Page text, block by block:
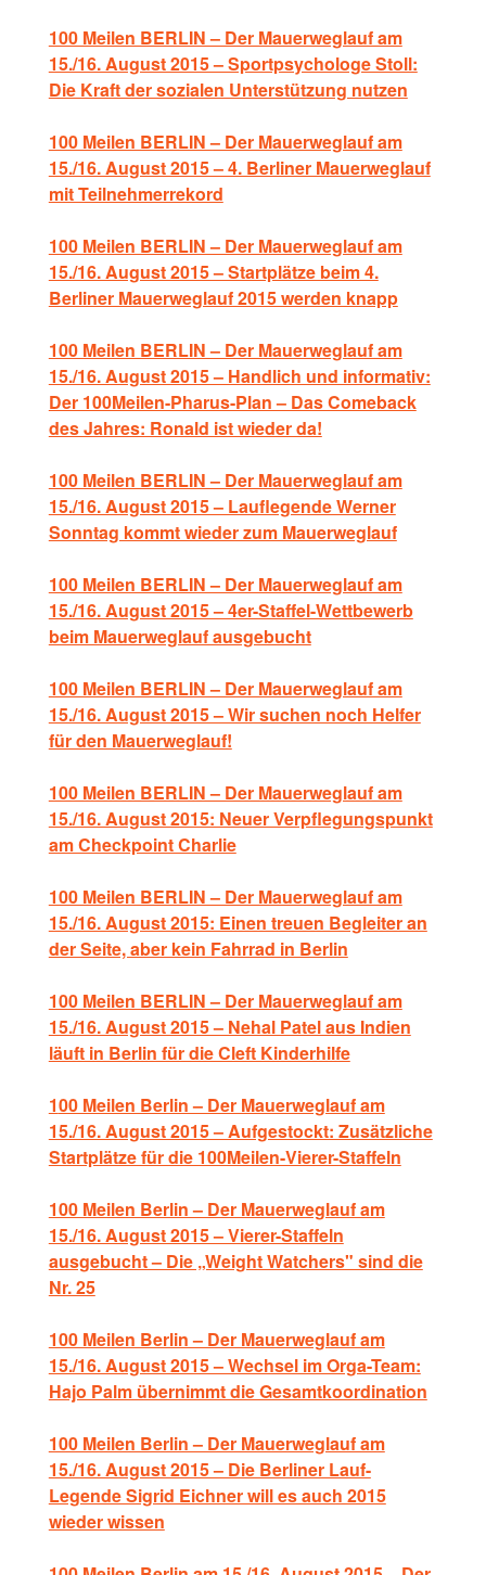
100 Meilen BERLIN – Der Mauerweglauf am
15./16. August 2015 – Sportpsychologe Stoll:
Die Kraft der sozialen Unterstützung nutzen
100 Meilen BERLIN – Der Mauerweglauf am
15./16. August 2015 – 4. Berliner Mauerweglauf
mit Teilnehmerrekord
100 Meilen BERLIN – Der Mauerweglauf am
15./16. August 2015 – Startplätze beim 4.
Berliner Mauerweglauf 2015 werden knapp
100 Meilen BERLIN – Der Mauerweglauf am
15./16. August 2015 – Handlich und informativ:
Der 100Meilen-Pharus-Plan – Das Comeback
des Jahres: Ronald ist wieder da!
100 Meilen BERLIN – Der Mauerweglauf am
15./16. August 2015 – Lauflegende Werner
Sonntag kommt wieder zum Mauerweglauf
100 Meilen BERLIN – Der Mauerweglauf am
15./16. August 2015 – 4er-Staffel-Wettbewerb
beim Mauerweglauf ausgebucht
100 Meilen BERLIN – Der Mauerweglauf am
15./16. August 2015 – Wir suchen noch Helfer
für den Mauerweglauf!
100 Meilen BERLIN – Der Mauerweglauf am
15./16. August 2015: Neuer Verpflegungspunkt
am Checkpoint Charlie
100 Meilen BERLIN – Der Mauerweglauf am
15./16. August 2015: Einen treuen Begleiter an
der Seite, aber kein Fahrrad in Berlin
100 Meilen BERLIN – Der Mauerweglauf am
15./16. August 2015 – Nehal Patel aus Indien
läuft in Berlin für die Cleft Kinderhilfe
100 Meilen Berlin – Der Mauerweglauf am
15./16. August 2015 – Aufgestockt: Zusätzliche
Startplätze für die 100Meilen-Vierer-Staffeln
100 Meilen Berlin – Der Mauerweglauf am
15./16. August 2015 – Vierer-Staffeln
ausgebucht – Die „Weight Watchers" sind die
Nr. 25
100 Meilen Berlin – Der Mauerweglauf am
15./16. August 2015 – Wechsel im Orga-Team:
Hajo Palm übernimmt die Gesamtkoordination
100 Meilen Berlin – Der Mauerweglauf am
15./16. August 2015 – Die Berliner Lauf-
Legende Sigrid Eichner will es auch 2015
wieder wissen